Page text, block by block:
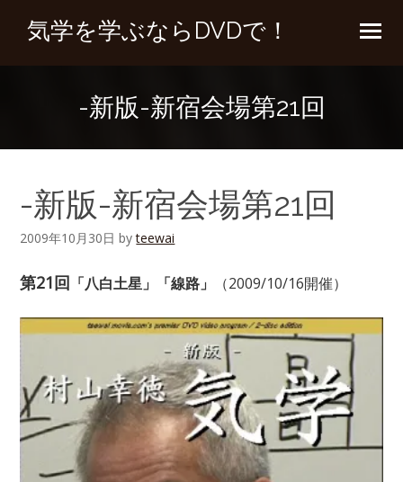
気学を学ぶならDVDで！
-新版-新宿会場第21回
-新版-新宿会場第21回
2009年10月30日 byteewai
第21回 「八白土星」「線路」 （2009/10/16開催）